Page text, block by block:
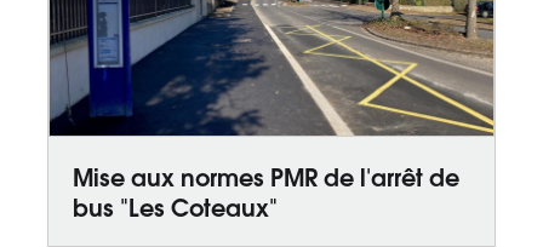
Mise aux normes PMR de l'arrêt de
bus "Les Coteaux"